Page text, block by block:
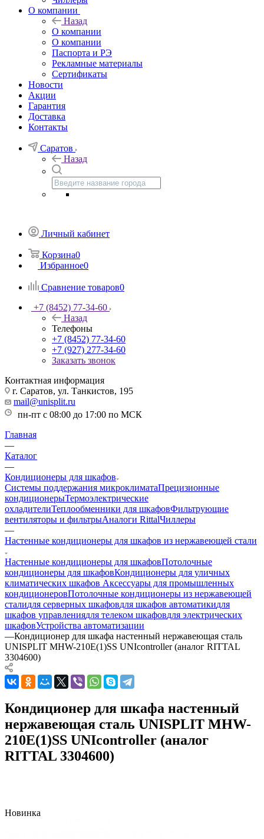
О компании
Назад
О компании
О компании
Паспорта и РЭ
Рекламные материалы
Сертификаты
Новости
Акции
Гарантия
Доставка
Контакты
Саратов
Назад
Личный кабинет
Корзина0
Избранное0
Сравнение товаров0
+7 (8452) 77-34-60
Назад
Телефоны
+7 (8452) 77-34-60
+7 (927) 277-34-60
Заказать звонок
Контактная информация
г. Саратов, ул. Танкистов, 195
mail@unisplit.ru
пн-пт с 08:00 до 17:00 по МСК
Главная
—
Каталог
—
Кондиционеры для шкафов
Системы поддержания микроклиматаПрецизионные
кондиционерыТермоэлектрические
охладителиТеплообменники для шкафовФильтрующие
вентиляторы и фильтрыАналоги RittalЧиллеры
—
Настенные кондиционеры для шкафов из нержавеющей стали
Настенные кондиционеры для шкафовПотолочные
кондиционеры для шкафовКондиционеры для уличных
климатических шкафов Аксессуары для промышленных
кондиционеровПотолочные кондиционеры из нержавеющей
сталидля серверных шкафовдля шкафов автоматикидля
шкафов управлениядля телеком шкафовдля электрических
шкафовУстройства автоматизации
—Кондиционер для шкафа настенный нержавеющая сталь
UNISPLIT MHW-210E(1)SS UNIcontroller (аналог RITTAL
3304600)
Кондиционер для шкафа настенный
нержавеющая сталь UNISPLIT MHW-
210E(1)SS UNIcontroller (аналог
RITTAL 3304600)
Новинка